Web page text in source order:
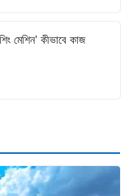
মেশিন’ কীভাবে কাজ